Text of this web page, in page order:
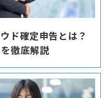
ド確定申告とは？
徹底解説